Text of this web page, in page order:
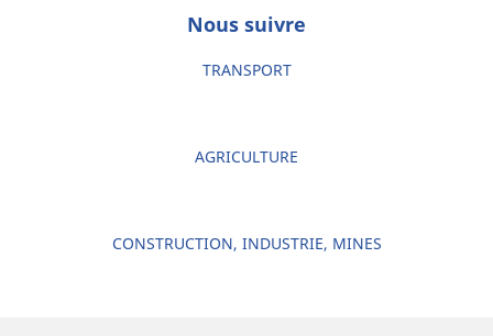
Nous suivre
TRANSPORT
AGRICULTURE
CONSTRUCTION, INDUSTRIE, MINES